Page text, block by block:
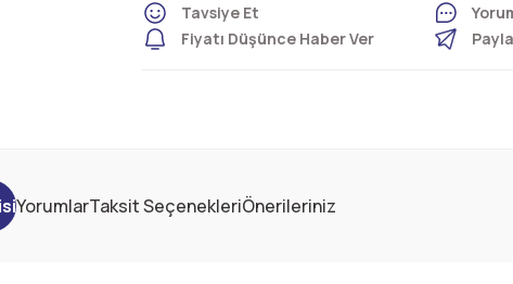
Tavsiye Et
Fiyatı Düşünce Haber Ver
YorumlarTaksit SeçenekleriÖnerileriniz